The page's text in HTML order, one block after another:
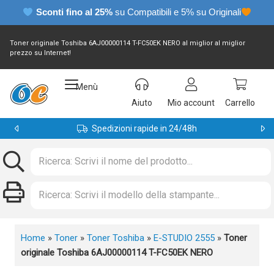
Sconti fino al 25% su Compatibili e 5% su Originali
Toner originale Toshiba 6AJ00000114 T-FC50EK NERO al miglior al miglior
prezzo su Internet!
Menù
Aiuto
Mio account Carrello
Spedizioni rapide in 24/48h
Home » Toner » Toner Toshiba » E-STUDIO 2555 » Toner
originale Toshiba 6AJ00000114 T-FC50EK NERO